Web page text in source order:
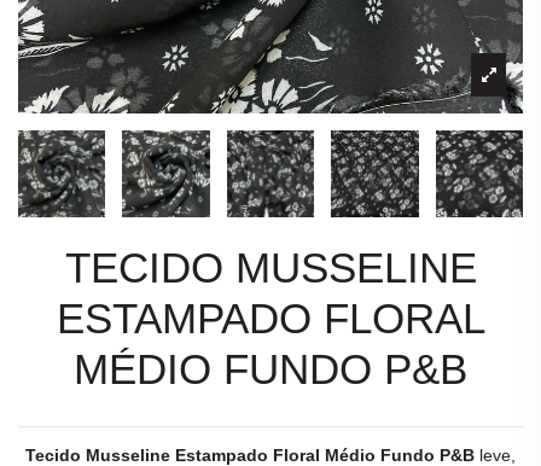
TECIDO MUSSELINE
ESTAMPADO FLORAL
MÉDIO FUNDO P&B
Tecido Musseline Estampado Floral Médio Fundo P&B leve,